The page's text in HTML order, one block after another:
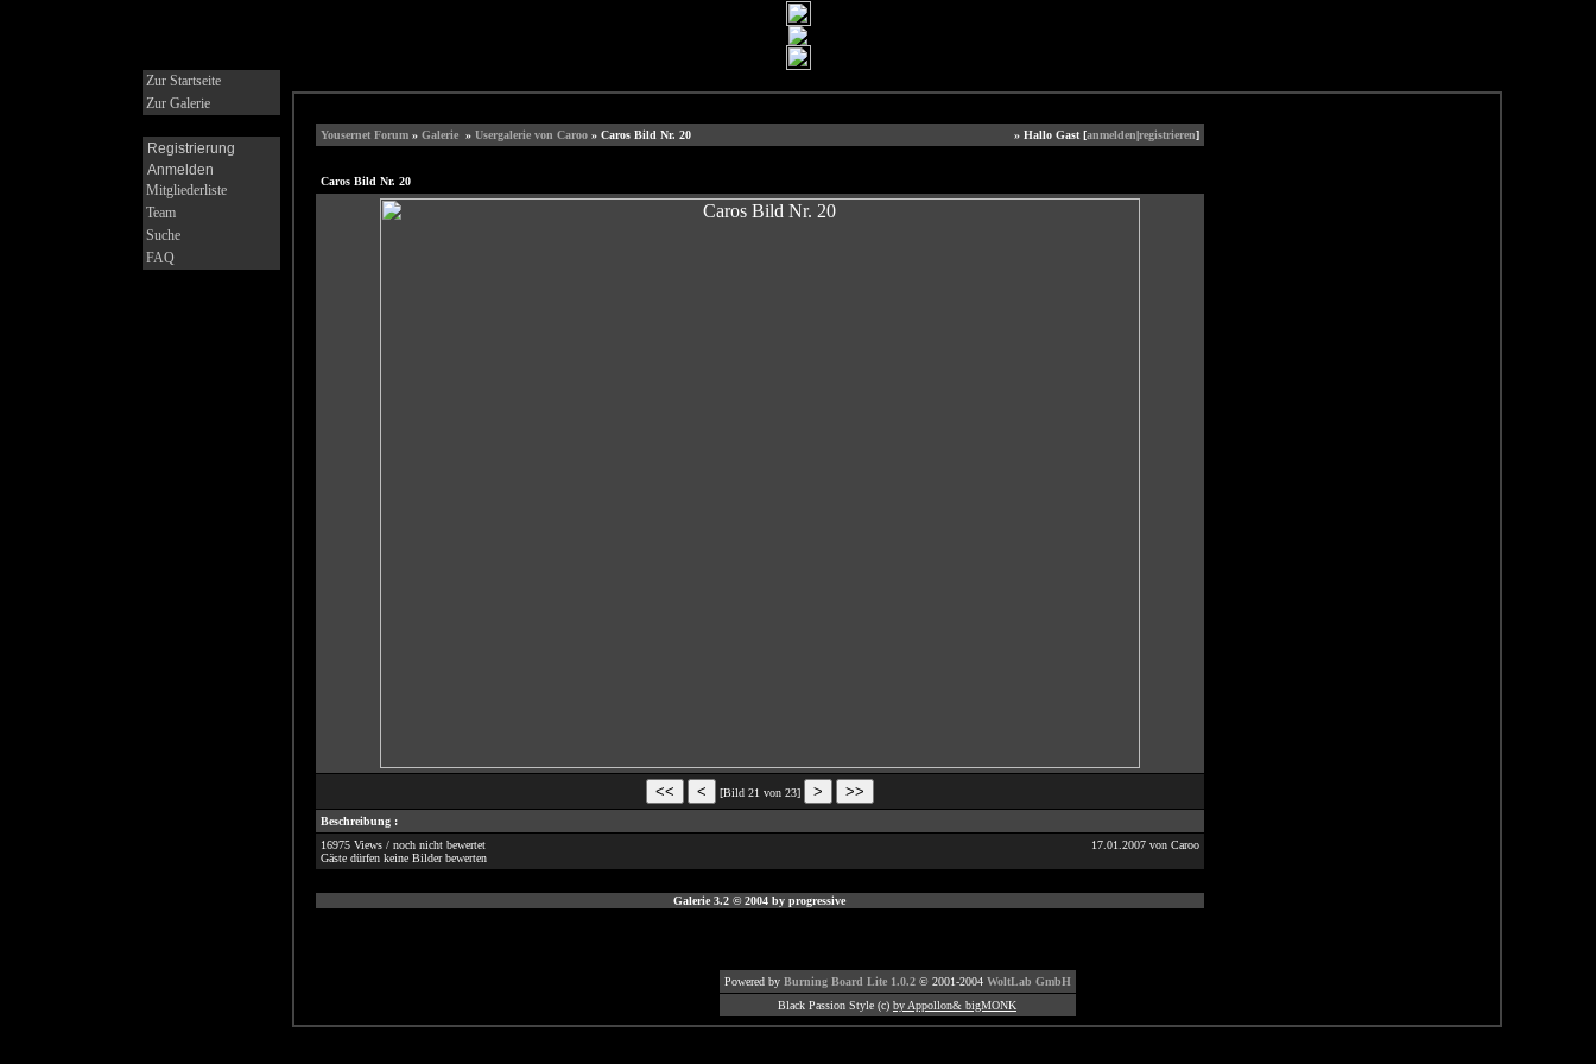
Zur Startseite
Zur Galerie
Registrierung
Anmelden
Mitgliederliste
Team
Suche
FAQ
Yousernet Forum» Galerie» Usergalerie von Caroo» Caros Bild Nr. 20 » Hallo Gast [anmelden|registrieren]
Caros Bild Nr. 20
[Bild 21 von 23]
Beschreibung :
16975 Views / noch nicht bewertet
17.01.2007 von Caroo
Gäste dürfen keine Bilder bewerten
Galerie 3.2 © 2004 by progressive
Powered by Burning Board Lite 1.0.2© 2001-2004 WoltLab GmbH
Black Passion Style (c) by Appollon& bigMONK